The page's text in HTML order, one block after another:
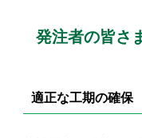
発注者の皆さ
適正な工期の確保